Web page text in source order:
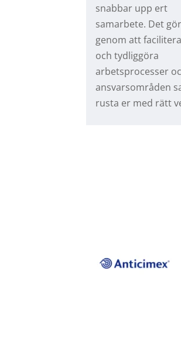
snabbar upp ert
samarbete. Det
genom att
och tydliggöra
arbetsprocesser
ansvarsområden
rusta er med rätt